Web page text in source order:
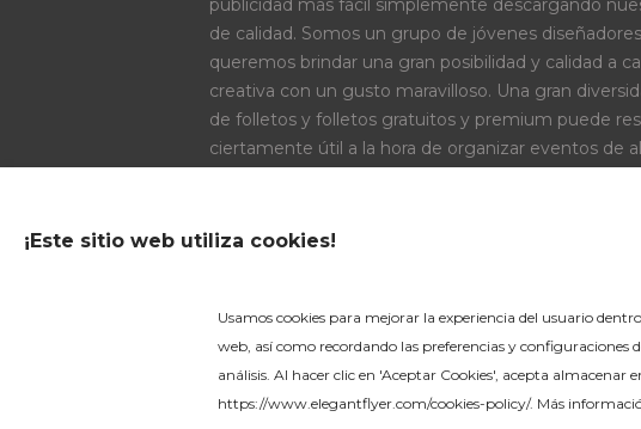
publicidad más fácil simplemente descargando
de calidad. Somos un grupo de jóvenes
queremos brindar una gran posibilidad y calidad a
creativa con un gusto maravilloso. Una gran
de folletos y folletos gratuitos y premium puede
ciertamente útil a la hora de organizar eventos de
¡Este sitio web utiliza cookies!
Usamos cookies para mejorar la experiencia del usuario
web, así como recordando las preferencias y configuraciones
análisis. Al hacer clic en 'Aceptar Cookies', acepta almacenar
https://www.elegantflyer.com/cookies-policy/. Más